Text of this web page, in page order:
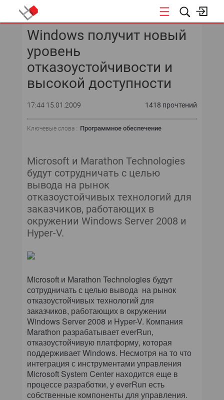
КОНФЕРЕНЦИИ
DATA&AI
ИТ-ИНФРАСТРУКТУРА
ДИРЕКТОР ИС
КОМПЬЮТЕРНЫЙ МИР
ЭКСПЕРТИЗА
ПРЕСС-РЕЛИЗЫ
ПОДПИСКА
Windows получит новый
уровень
отказоустойчивости и
высокой доступности
17:44 15.01.2009 1418 прочтений
Ключевые слова : Программное обеспечение
Microsoft и Marathon Technologies
будут сотрудничать с целью
вывода на рынок
отказоустойчивых технологий для
заказчиков, работающих в
окружении Windows Server 2008 и
Hyper-V.
Microsoft и Marathon Technologies будут
сотрудничать с целью вывода на рынок
отказоустойчивых технологий для
заказчиков, работающих в окружении
Windows Server 2008 и Hyper-V. Компания
Marathon разрабатывает everRun,
отказоустойчивую платформу, которая
поддерживает Windows. Несмотря на то что
интеграция с инструментами управления
Microsoft System Center находится еще в
процессе разработки, у everRun есть
собственные компоненты для управления.